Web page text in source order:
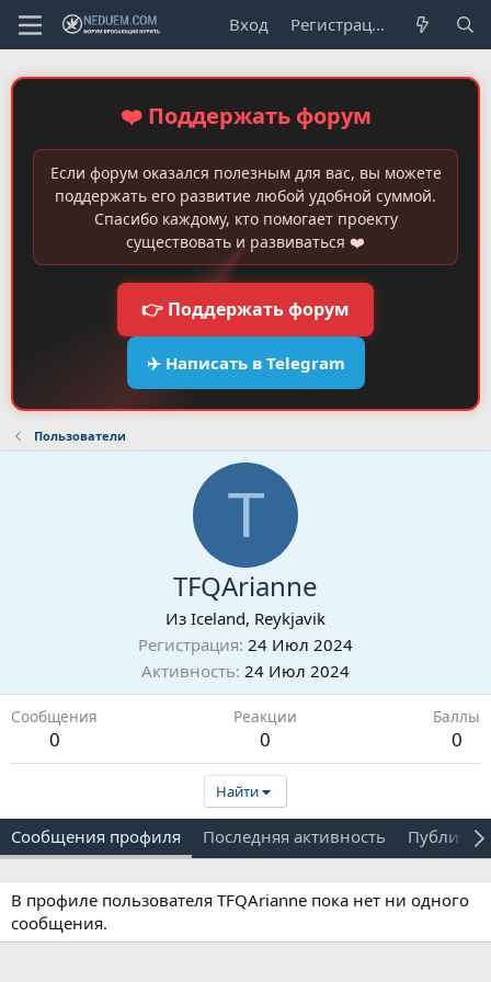
Вход Регистрация
❤️ Поддержать форум
Если форум оказался полезным для вас, вы можете
поддержать его развитие любой удобной суммой.
Спасибо каждому, кто помогает проекту
существовать и развиваться ❤️
👉 Поддержать форум
✈️ Написать в Telegram
Пользователи
T
TFQArianne
Из Iceland, Reykjavik
Регистрация 24 Июл 2024
Активность 24 Июл 2024
Сообщения
0
Реакции
0
Баллы
0
Найти
Сообщения профиля Последняя активность
В профиле пользователя TFQArianne пока нет ни одного
сообщения.